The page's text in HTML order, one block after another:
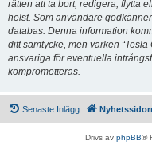
rätten att ta bort, redigera, flytta
helst. Som användare
databas. Denna information
ditt samtycke, men varken
ansvariga för eventuella
komprometteras.
Senaste Inlägg
Drivs av phpBB®